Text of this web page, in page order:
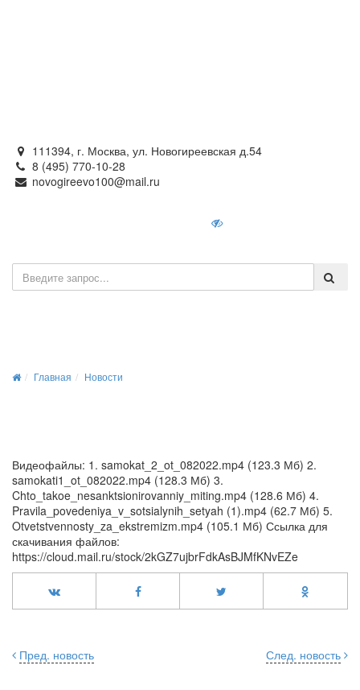
111394, г. Москва, ул. Новогиреевская д.54
8 (495) 770-10-28
novogireevo100@mail.ru
Главная Новости
Видеофайлы: 1. samokat_2_ot_082022.mp4 (123.3 Мб) 2.
samokati1_ot_082022.mp4 (128.3 Мб) 3.
Chto_takoe_nesanktsionirovanniy_miting.mp4 (128.6 Мб) 4.
Pravila_povedeniya_v_sotsialynih_setyah (1).mp4 (62.7 Мб) 5.
Otvetstvennosty_za_ekstremizm.mp4 (105.1 Мб) Ссылка для
скачивания файлов:
https://cloud.mail.ru/stock/2kGZ7ujbrFdkAsBJMfKNvEZe
След. новость
Пред. новость